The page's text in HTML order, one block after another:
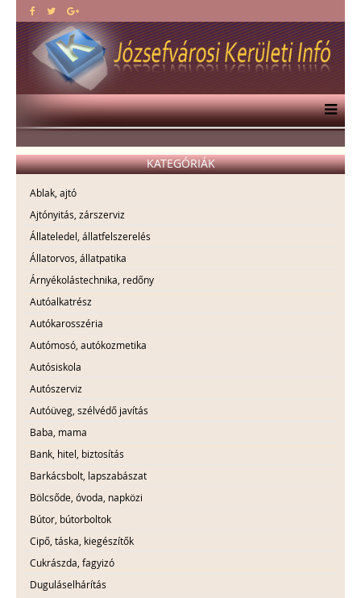
KATEGÓRIÁK
Ablak, ajtó
Ajtónyitás, zárszerviz
Állateledel, állatfelszerelés
Állatorvos, állatpatika
Árnyékolástechnika, redőny
Autóalkatrész
Autókarosszéria
Autómosó, autókozmetika
Autósiskola
Autószerviz
Autóüveg, szélvédő javítás
Baba, mama
Bank, hitel, biztosítás
Barkácsbolt, lapszabászat
Bölcsőde, óvoda, napközi
Bútor, bútorboltok
Cipő, táska, kiegészítők
Cukrászda, fagyizó
Duguláselhárítás